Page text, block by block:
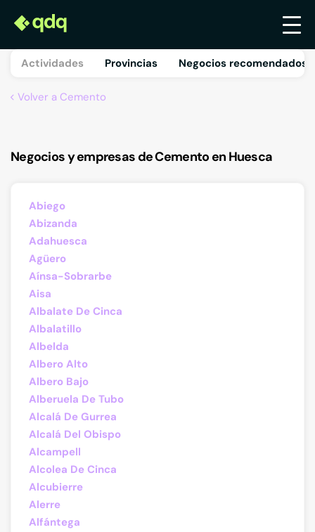
Actividades Provincias Negocios recomendados
Volver a Cemento
Negocios y empresas de Cemento en Huesca
Abiego
Abizanda
Adahuesca
Agüero
Aínsa-Sobrarbe
Aisa
Albalate De Cinca
Albalatillo
Albelda
Albero Alto
Albero Bajo
Alberuela De Tubo
Alcalá De Gurrea
Alcalá Del Obispo
Alcampell
Alcolea De Cinca
Alcubierre
Alerre
Alfántega